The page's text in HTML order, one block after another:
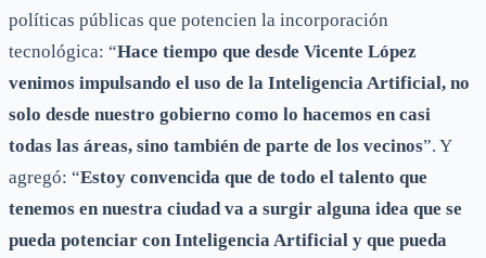
políticas públicas que potencien la incorporación
tecnológica: “Hace tiempo que desde Vicente López
venimos impulsando el uso de la Inteligencia Artificial, no
solo desde nuestro gobierno como lo hacemos en casi
todas las áreas, sino también de parte de los vecinos”. Y
agregó: “Estoy convencida que de todo el talento que
tenemos en nuestra ciudad va a surgir alguna idea que se
pueda potenciar con Inteligencia Artificial y que pueda